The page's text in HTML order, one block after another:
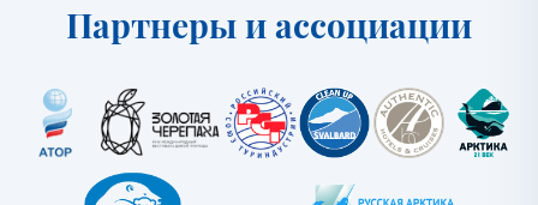
Партнеры и ассоциации